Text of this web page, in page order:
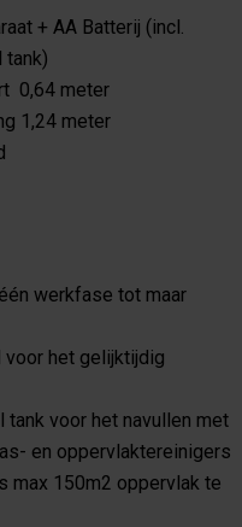
+ AA Batterij (incl.
tank)
0,64 meter
1,24 meter
werkfase tot maar
het gelijktijdig
tank voor het navullen met
en oppervlaktereinigers
max 150m2 oppervlak te